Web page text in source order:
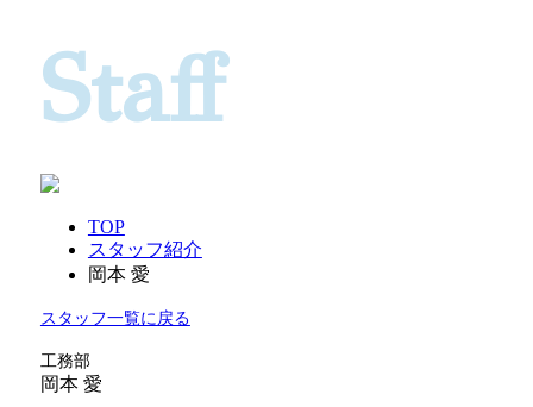
Staff
TOP
スタッフ紹介
岡本 愛
スタッフ一覧に戻る
工務部
岡本 愛